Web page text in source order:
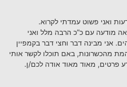
ואני פשוט עמדתי לקרוא.
מודעה עם כ”כ הרבה מלל ואני
אני מבינה דבר וחצי דבר בקמפיין
מהכשרונות, באם תוכלו לקשר אותי
פרטים, מאוד מאוד אודה לכם/ן.